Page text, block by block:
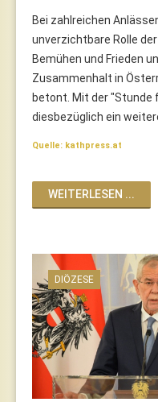
Bei zahlreichen
unverzichtbare Rolle
Bemühen und Frieden
Zusammenhalt in
betont. Mit der "Stunde
diesbezüglich ein
Quelle: kathpress.at
WEITERLESEN ...
DIÖZESE